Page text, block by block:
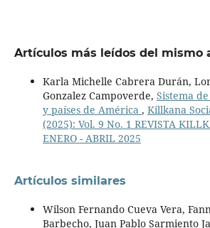
Artículos más leídos del mismo
Karla Michelle Cabrera Durán,
Gonzalez Campoverde, Sistema
y países de América , Killkana
(2025): Vol. 9 No. 1 REVISTA
ENERO - ABRIL 2025
Artículos similares
Wilson Fernando Cueva Vera,
Barbecho, Juan Pablo Sarmiento